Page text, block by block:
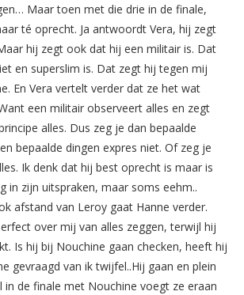
Maar toen met die drie in de finale,
té oprecht. Ja antwoordt Vera, hij zegt
hij zegt ook dat hij een militair is. Dat
en superslim is. Dat zegt hij tegen mij
En Vera vertelt verder dat ze het wat
een militair observeert alles en zegt
alles. Dus zeg je dan bepaalde
bepaalde dingen expres niet. Of zeg je
Ik denk dat hij best oprecht is maar is
in zijn uitspraken, maar soms eehm..
afstand van Leroy gaat Hanne verder.
over mij van alles zeggen, terwijl hij
Is hij bij Nouchine gaan checken, heeft hij
gevraagd van ik twijfel..Hij gaan en plein
in de finale met Nouchine voegt ze eraan